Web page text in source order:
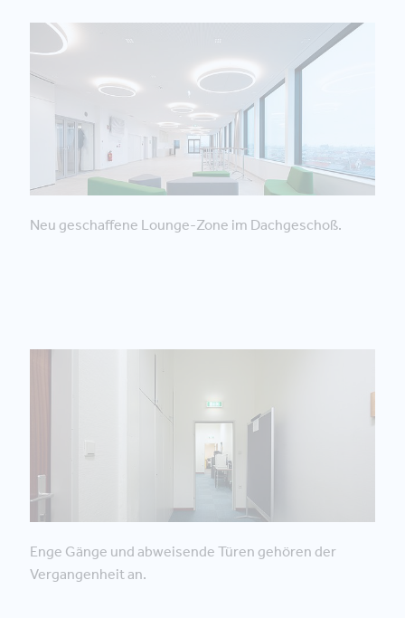
Neu geschaffene Lounge-Zone im Dachgeschoß.
Enge Gänge und abweisende Türen gehören der
Vergangenheit an.